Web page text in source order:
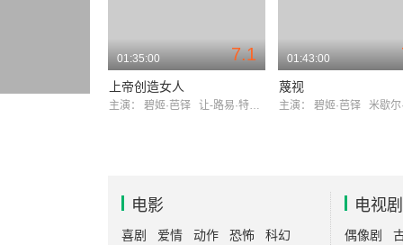
7.1
01:35:00
上帝创造女人
主演： 碧姬·芭铎 让-路易·特兰蒂尼昂
01:43:00
蔑视
主演： 碧姬·芭铎 米歇尔·
电影
喜剧 爱情 动作 恐怖 科幻
电视剧
偶像剧